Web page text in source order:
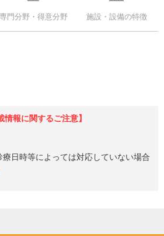
専門分野・得意分野 施設・設備の特徴
情報に関するご注意】
療日時等によっては対応していない場合